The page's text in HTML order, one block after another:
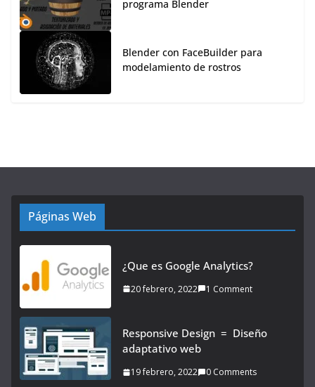
programa Blender
Blender con FaceBuilder para
modelamiento de rostros
Páginas Web
¿Que es Google Analytics?
20 febrero, 2022 1 Comment
Responsive Design = Diseño
adaptativo web
19 febrero, 2022 0 Comments